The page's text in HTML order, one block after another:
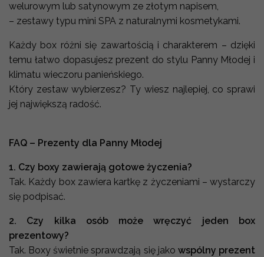
welurowym lub satynowym ze złotym napisem,
– zestawy typu mini SPA z naturalnymi kosmetykami.
Każdy box różni się zawartością i charakterem – dzięki
temu łatwo dopasujesz prezent do stylu Panny Młodej i
klimatu wieczoru panieńskiego.
Który zestaw wybierzesz? Ty wiesz najlepiej, co sprawi
jej największą radość.
FAQ – Prezenty dla Panny Młodej
1. Czy boxy zawierają gotowe życzenia?
Tak. Każdy box zawiera kartkę z życzeniami – wystarczy
się podpisać.
2. Czy kilka osób może wręczyć jeden box
prezentowy?
Tak. Boxy świetnie sprawdzają się jako wspólny prezent